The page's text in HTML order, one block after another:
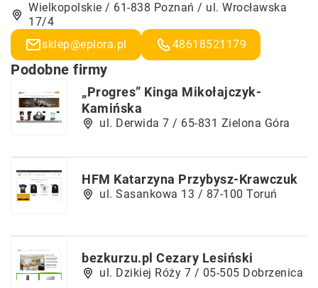
Wielkopolskie / 61-838 Poznań / ul. Wrocławska
17/4
sklep@epiora.pl
48618521179
Podobne firmy
„Progres” Kinga Mikołajczyk-
Kamińska
ul. Derwida 7 / 65-831 Zielona Góra
HFM Katarzyna Przybysz-Krawczuk
ul. Sasankowa 13 / 87-100 Toruń
bezkurzu.pl Cezary Lesiński
ul. Dzikiej Róży 7 / 05-505 Dobrzenica